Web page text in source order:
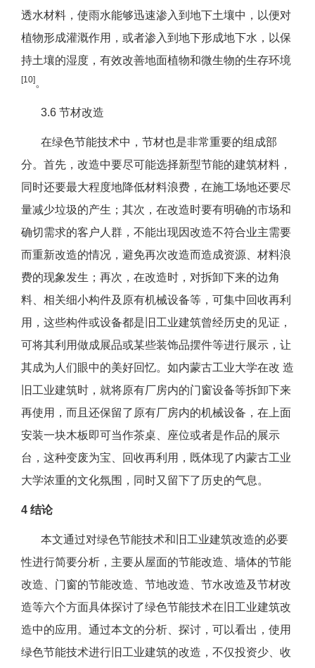
透水材料，使雨水能够迅速渗入到地下土壤中，以便对
植物形成灌溉作用，或者渗入到地下形成地下水，以保
持土壤的湿度，有效改善地面植物和微生物的生存环境
[10] 。
3.6 节材改造
在绿色节能技术中，节材也是非常重要的组成部
分。首先，改造中要尽可能选择新型节能的建筑材料，
同时还要最大程度地降低材料浪费，在施工场地还要尽
量减少垃圾的产生；其次，在改造时要有明确的市场和
确切需求的客户人群，不能出现因改造不符合业主需要
而重新改造的情况，避免再次改造而造成资源、材料浪
费的现象发生；再次，在改造时，对拆卸下来的边角
料、相关细小构件及原有机械设备等，可集中回收再利
用，这些构件或设备都是旧工业建筑曾经历史的见证，
可将其利用做成展品或某些装饰品摆件等进行展示，让
其成为人们眼中的美好回忆。如内蒙古工业大学在改 造
旧工业建筑时，就将原有厂房内的门窗设备等拆卸下来
再使用，而且还保留了原有厂房内的机械设备，在上面
安装一块木板即可当作茶桌、座位或者是作品的展示
台，这种变废为宝、回收再利用，既体现了内蒙古工业
大学浓重的文化氛围，同时又留下了历史的气息。
4 结论
本文通过对绿色节能技术和旧工业建筑改造的必要
性进行简要分析，主要从屋面的节能改造、墙体的节能
改造、门窗的节能改造、节地改造、节水改造及节材改
造等六个方面具体探讨了绿色节能技术在旧工业建筑改
造中的应用。通过本文的分析、探讨，可以看出，使用
绿色节能技术进行旧工业建筑的改造，不仅投资少、收